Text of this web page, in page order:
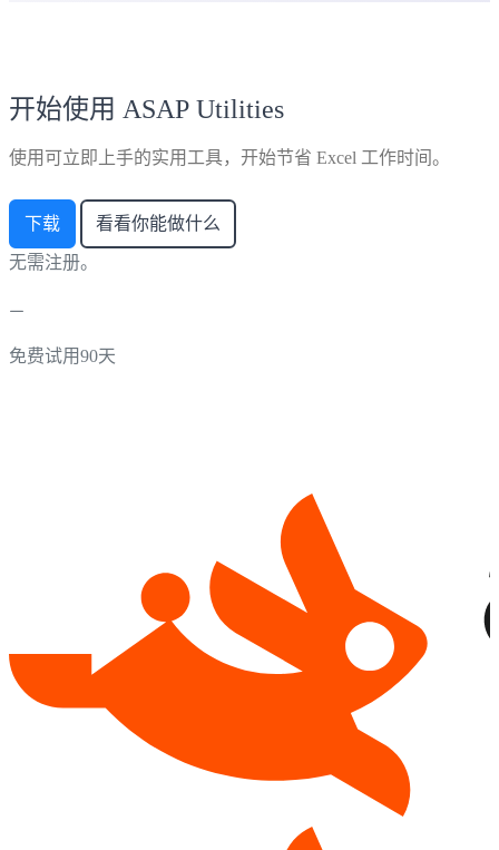
开始使用 ASAP Utilities
使用可立即上手的实用工具，开始节省 Excel 工作时间。
下载 看看你能做什么
无需注册。
免费试用90天